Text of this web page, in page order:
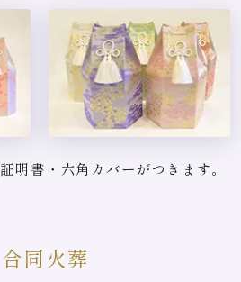
明書・六角カバーがつきます。
合同火葬